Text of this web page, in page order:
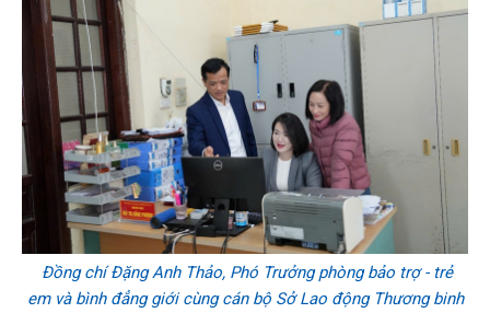
Đồng chí Đặng Anh Thảo, Phó Trưởng phòng bảo trợ - trẻ
em và bình đẳng giới cùng cán bộ Sở Lao động Thương binh